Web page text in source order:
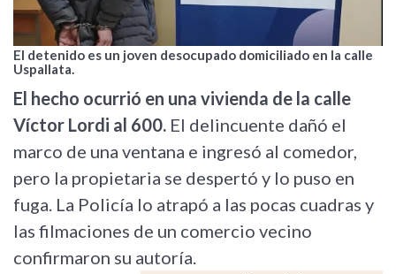
El detenido es un joven desocupado domiciliado en la calle
Uspallata.
El hecho ocurrió en una vivienda de la calle
Víctor Lordi al 600. El delincuente dañó el
marco de una ventana e ingresó al comedor,
pero la propietaria se despertó y lo puso en
fuga. La Policía lo atrapó a las pocas cuadras y
las filmaciones de un comercio vecino
confirmaron su autoría.